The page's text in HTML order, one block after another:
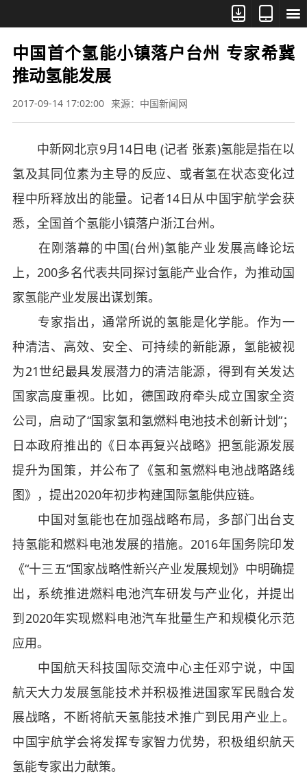



中国首个氢能小镇落户台州 专家希冀
推动氢能发展
2017-09-14 17:02:00 来源：中国新闻网
中新网北京9月14日电 (记者 张素)氢能是指在以
氢及其同位素为主导的反应、或者氢在状态变化过
程中所释放出的能量。记者14日从中国宇航学会获
悉，全国首个氢能小镇落户浙江台州。
在刚落幕的中国(台州)氢能产业发展高峰论坛
上，200多名代表共同探讨氢能产业合作，为推动国
家氢能产业发展出谋划策。
专家指出，通常所说的氢能是化学能。作为一
种清洁、高效、安全、可持续的新能源，氢能被视
为21世纪最具发展潜力的清洁能源，得到有关发达
国家高度重视。比如，德国政府牵头成立国家全资
公司，启动了“国家氢和氢燃料电池技术创新计划”；
日本政府推出的《日本再复兴战略》把氢能源发展
提升为国策，并公布了《氢和氢燃料电池战略路线
图》，提出2020年初步构建国际氢能供应链。
中国对氢能也在加强战略布局，多部门出台支
持氢能和燃料电池发展的措施。2016年国务院印发
《“十三五”国家战略性新兴产业发展规划》中明确提
出，系统推进燃料电池汽车研发与产业化，并提出
到2020年实现燃料电池汽车批量生产和规模化示范
应用。
中国航天科技国际交流中心主任邓宁说，中国
航天大力发展氢能技术并积极推进国家军民融合发
展战略，不断将航天氢能技术推广到民用产业上。
中国宇航学会将发挥专家智力优势，积极组织航天
氢能专家出力献策。